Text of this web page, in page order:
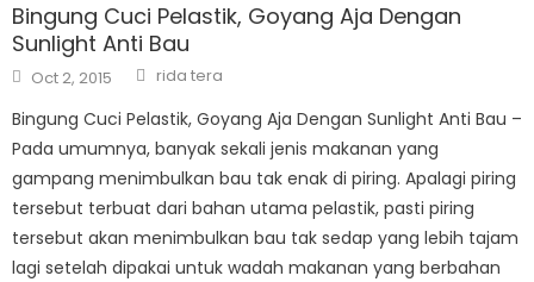
Bingung Cuci Pelastik, Goyang Aja Dengan
Sunlight Anti Bau
Posted
on
Oct 2, 2015 Author
rida tera
Bingung Cuci Pelastik, Goyang Aja Dengan Sunlight Anti Bau –
Pada umumnya, banyak sekali jenis makanan yang
gampang menimbulkan bau tak enak di piring. Apalagi piring
tersebut terbuat dari bahan utama pelastik, pasti piring
tersebut akan menimbulkan bau tak sedap yang lebih tajam
lagi setelah dipakai untuk wadah makanan yang berbahan